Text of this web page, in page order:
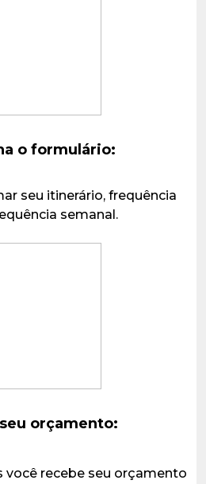
o formulário:
seu itinerário, frequência
semanal.
orçamento:
você recebe seu orçamento